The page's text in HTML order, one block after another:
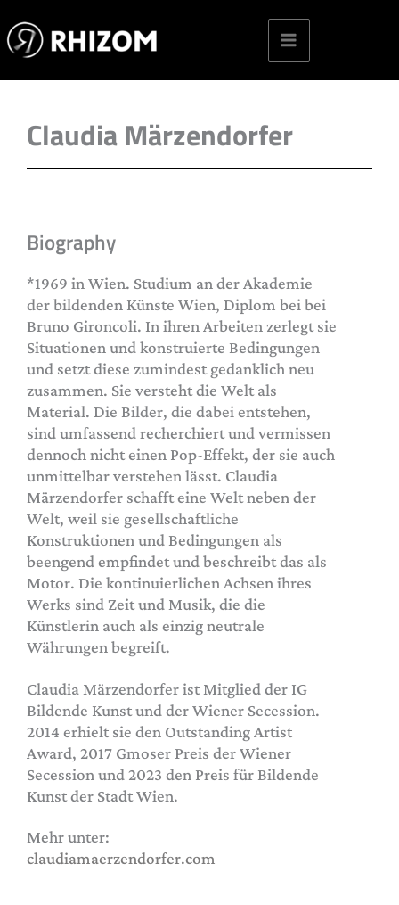
to
content
Claudia Märzendorfer
Biography
*1969 in Wien. Studium an der Akademie
der bildenden Künste Wien, Diplom bei bei
Bruno Gironcoli. In ihren Arbeiten zerlegt sie
Situationen und konstruierte Bedingungen
und setzt diese zumindest gedanklich neu
zusammen. Sie versteht die Welt als
Material. Die Bilder, die dabei entstehen,
sind umfassend recherchiert und vermissen
dennoch nicht einen Pop-Effekt, der sie auch
unmittelbar verstehen lässt. Claudia
Märzendorfer schafft eine Welt neben der
Welt, weil sie gesellschaftliche
Konstruktionen und Bedingungen als
beengend empfindet und beschreibt das als
Motor. Die kontinuierlichen Achsen ihres
Werks sind Zeit und Musik, die die
Künstlerin auch als einzig neutrale
Währungen begreift.
Claudia Märzendorfer ist Mitglied der IG
Bildende Kunst und der Wiener Secession.
2014 erhielt sie den Outstanding Artist
Award, 2017 Gmoser Preis der Wiener
Secession und 2023 den Preis für Bildende
Kunst der Stadt Wien.
Mehr unter:
claudiamaerzendorfer.com